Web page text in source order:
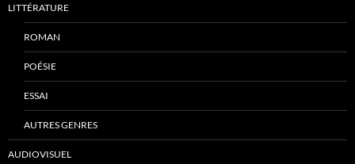
LITTÉRATURE
ROMAN
POÉSIE
ESSAI
AUTRES GENRES
AUDIOVISUEL